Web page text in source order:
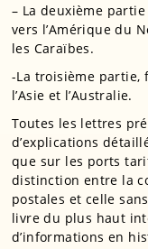
– La deuxième
vers l’Amérique du
les Caraïbes.
-La troisième partie,
l’Asie et l’Australie.
Toutes les lettres
d’explications
que sur les ports
distinction entre la
postales et celle
livre du plus haut
d’informations en